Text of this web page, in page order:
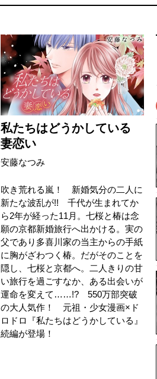
私たちはどうかしている
妻恋い
安藤なつみ
吹き荒れる嵐！ 新婚気分の二人に
新たな波乱が!! 千代が生まれてか
ら2年が経った11月。七桜と椿は念
願の京都新婚旅行へ出かける。実の
父であり多喜川家の当主からの手紙
に胸がざわつく椿。だがそのことを
隠し、七桜と京都へ。二人きりの甘
い旅行を過ごすなか、ある出会いが
運命を変えて……!? 550万部突破
の大人気作！ 元祖・少女漫画×ド
ロドロ『私たちはどうかしている』
続編が登場！